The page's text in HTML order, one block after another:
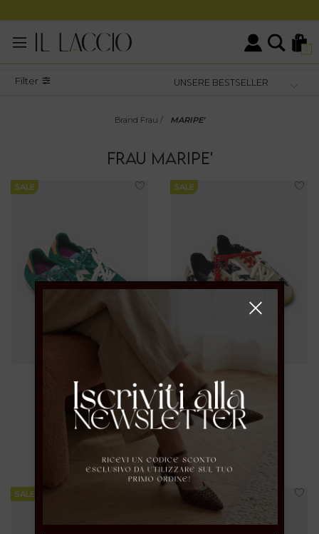
0
Filter
Brand Frau / MARIPE'
FRAU MARIPE'
SALE
maripe'
38 39 40
€ 83.40
SALE
38 41
€ 83.40
SALE